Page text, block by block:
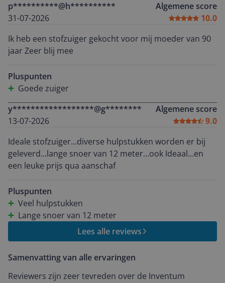
p**********@h**********
31-07-2026
Algemene score
10.0
Ik heb een stofzuiger gekocht voor mij moeder van 90
jaar Zeer blij mee
Pluspunten
Goede zuiger
y******************@g********
13-07-2026
Algemene score
9.0
Ideale stofzuiger...diverse hulpstukken worden er bij
geleverd...lange snoer van 12 meter...ook Ideaal...en
een leuke prijs qua aanschaf
Pluspunten
Veel hulpstukken
Lange snoer van 12 meter
Lees alle reviews
Samenvatting van alle ervaringen
Reviewers zijn zeer tevreden over de Inventum